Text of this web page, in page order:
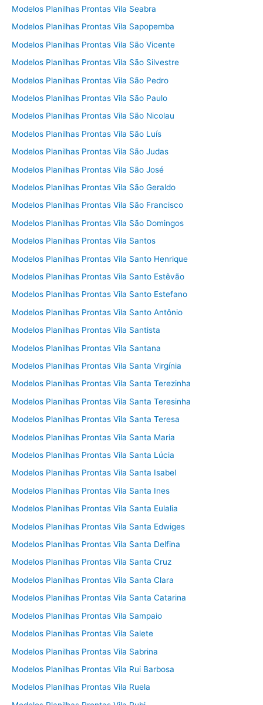
Modelos Planilhas Prontas Vila Seabra
Modelos Planilhas Prontas Vila Sapopemba
Modelos Planilhas Prontas Vila São Vicente
Modelos Planilhas Prontas Vila São Silvestre
Modelos Planilhas Prontas Vila São Pedro
Modelos Planilhas Prontas Vila São Paulo
Modelos Planilhas Prontas Vila São Nicolau
Modelos Planilhas Prontas Vila São Luís
Modelos Planilhas Prontas Vila São Judas
Modelos Planilhas Prontas Vila São José
Modelos Planilhas Prontas Vila São Geraldo
Modelos Planilhas Prontas Vila São Francisco
Modelos Planilhas Prontas Vila São Domingos
Modelos Planilhas Prontas Vila Santos
Modelos Planilhas Prontas Vila Santo Henrique
Modelos Planilhas Prontas Vila Santo Estêvão
Modelos Planilhas Prontas Vila Santo Estefano
Modelos Planilhas Prontas Vila Santo Antônio
Modelos Planilhas Prontas Vila Santista
Modelos Planilhas Prontas Vila Santana
Modelos Planilhas Prontas Vila Santa Virgínia
Modelos Planilhas Prontas Vila Santa Terezinha
Modelos Planilhas Prontas Vila Santa Teresinha
Modelos Planilhas Prontas Vila Santa Teresa
Modelos Planilhas Prontas Vila Santa Maria
Modelos Planilhas Prontas Vila Santa Lúcia
Modelos Planilhas Prontas Vila Santa Isabel
Modelos Planilhas Prontas Vila Santa Ines
Modelos Planilhas Prontas Vila Santa Eulalia
Modelos Planilhas Prontas Vila Santa Edwiges
Modelos Planilhas Prontas Vila Santa Delfina
Modelos Planilhas Prontas Vila Santa Cruz
Modelos Planilhas Prontas Vila Santa Clara
Modelos Planilhas Prontas Vila Santa Catarina
Modelos Planilhas Prontas Vila Sampaio
Modelos Planilhas Prontas Vila Salete
Modelos Planilhas Prontas Vila Sabrina
Modelos Planilhas Prontas Vila Rui Barbosa
Modelos Planilhas Prontas Vila Ruela